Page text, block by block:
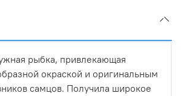
рыбка, привлекающая
окраской и оригинальным
самцов. Получила широкое